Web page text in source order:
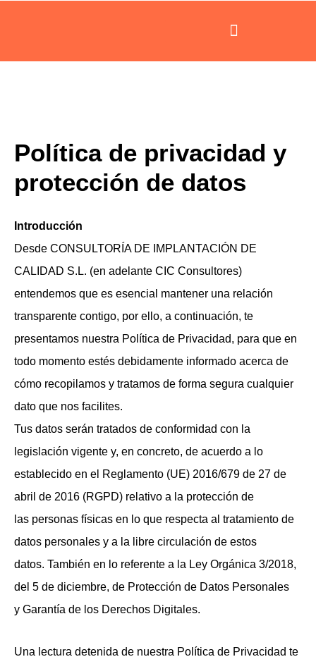
Política de privacidad y
protección de datos
Introducción
Desde CONSULTORÍA DE IMPLANTACIÓN DE
CALIDAD S.L. (en adelante CIC Consultores)
entendemos que es esencial mantener una relación
transparente contigo, por ello, a continuación, te
presentamos nuestra Política de Privacidad, para que en
todo momento estés debidamente informado acerca de
cómo recopilamos y tratamos de forma segura cualquier
dato que nos facilites.
Tus datos serán tratados de conformidad con la
legislación vigente y, en concreto, de acuerdo a lo
establecido en el Reglamento (UE) 2016/679 de 27 de
abril de 2016 (RGPD) relativo a la protección de
las personas físicas en lo que respecta al tratamiento de
datos personales y a la libre circulación de estos
datos. También en lo referente a la Ley Orgánica 3/2018,
del 5 de diciembre, de Protección de Datos Personales
y Garantía de los Derechos Digitales.
Una lectura detenida de nuestra Política de Privacidad te